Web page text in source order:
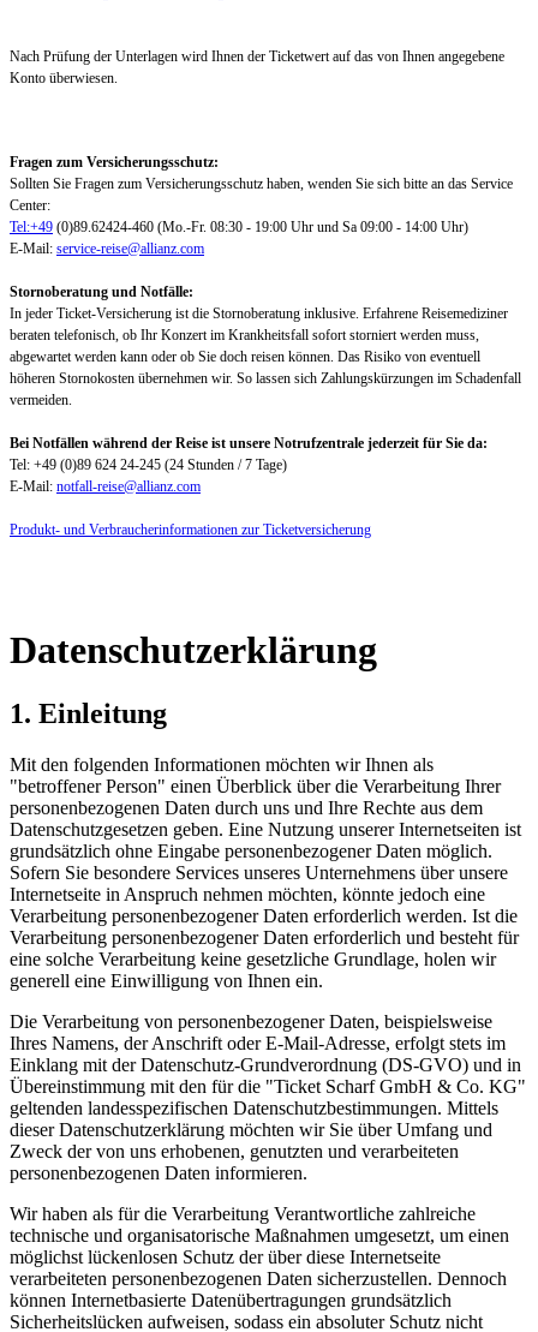
Nach Prüfung der Unterlagen wird Ihnen der Ticketwert auf das von Ihnen angegebene
Konto überwiesen.
Fragen zum Versicherungsschutz:
Sollten Sie Fragen zum Versicherungsschutz haben, wenden Sie sich bitte an das Service
Center:
Tel:+49 (0)89.62424-460 (Mo.-Fr. 08:30 - 19:00 Uhr und Sa 09:00 - 14:00 Uhr)
E-Mail: service-reise@allianz.com
Stornoberatung und Notfälle:
In jeder Ticket-Versicherung ist die Stornoberatung inklusive. Erfahrene Reisemediziner
beraten telefonisch, ob Ihr Konzert im Krankheitsfall sofort storniert werden muss,
abgewartet werden kann oder ob Sie doch reisen können. Das Risiko von eventuell
höheren Stornokosten übernehmen wir. So lassen sich Zahlungskürzungen im Schadenfall
vermeiden.
Bei Notfällen während der Reise ist unsere Notrufzentrale jederzeit für Sie da:
Tel: +49 (0)89 624 24-245 (24 Stunden / 7 Tage)
E-Mail: notfall-reise@allianz.com
Produkt- und Verbraucherinformationen zur Ticketversicherung
Datenschutzerklärung
1. Einleitung
Mit den folgenden Informationen möchten wir Ihnen als
"betroffener Person" einen Überblick über die Verarbeitung Ihrer
personenbezogenen Daten durch uns und Ihre Rechte aus dem
Datenschutzgesetzen geben. Eine Nutzung unserer Internetseiten ist
grundsätzlich ohne Eingabe personenbezogener Daten möglich.
Sofern Sie besondere Services unseres Unternehmens über unsere
Internetseite in Anspruch nehmen möchten, könnte jedoch eine
Verarbeitung personenbezogener Daten erforderlich werden. Ist die
Verarbeitung personenbezogener Daten erforderlich und besteht für
eine solche Verarbeitung keine gesetzliche Grundlage, holen wir
generell eine Einwilligung von Ihnen ein.
Die Verarbeitung von personenbezogener Daten, beispielsweise
Ihres Namens, der Anschrift oder E-Mail-Adresse, erfolgt stets im
Einklang mit der Datenschutz-Grundverordnung (DS-GVO) und in
Übereinstimmung mit den für die "Ticket Scharf GmbH & Co. KG"
geltenden landesspezifischen Datenschutzbestimmungen. Mittels
dieser Datenschutzerklärung möchten wir Sie über Umfang und
Zweck der von uns erhobenen, genutzten und verarbeiteten
personenbezogenen Daten informieren.
Wir haben als für die Verarbeitung Verantwortliche zahlreiche
technische und organisatorische Maßnahmen umgesetzt, um einen
möglichst lückenlosen Schutz der über diese Internetseite
verarbeiteten personenbezogenen Daten sicherzustellen. Dennoch
können Internetbasierte Datenübertragungen grundsätzlich
Sicherheitslücken aufweisen, sodass ein absoluter Schutz nicht